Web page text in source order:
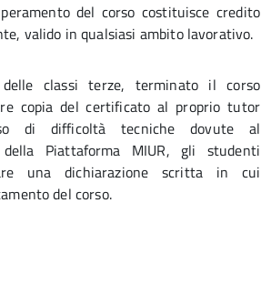
del corso costituisce credito
valido in qualsiasi ambito lavorativo.
classi terze, terminato il corso
copia del certificato al proprio tutor
di difficoltà tecniche dovute al
della Piattaforma MIUR, gli studenti
una dichiarazione scritta in cui
del corso.